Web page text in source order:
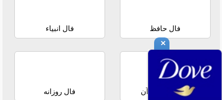
فال حافظ فال انبیاء
استخاره با قرآن فال روزانه
×